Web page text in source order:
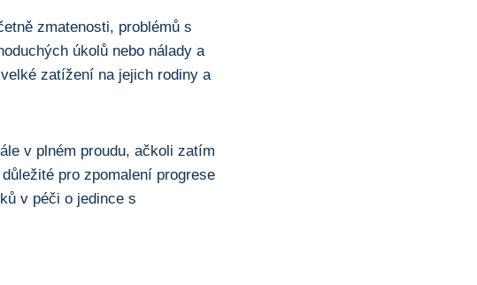
zmatenosti, problémů s
úkolů nebo nálady a
zatížení na jejich rodiny a
v plném proudu, ačkoli zatím
pro zpomalení progrese
v péči o jedince s